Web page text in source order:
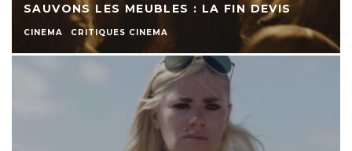
SAUVONS LES MEUBLES : LA FIN DEVIS
CINEMA CRITIQUES CINEMA